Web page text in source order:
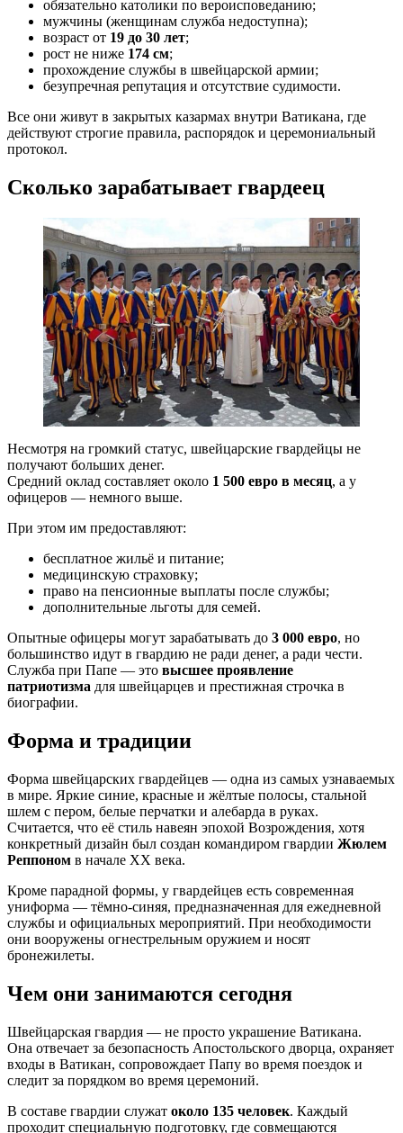
обязательно католики по вероисповеданию;
мужчины (женщинам служба недоступна);
возраст от 19 до 30 лет;
рост не ниже 174 см;
прохождение службы в швейцарской армии;
безупречная репутация и отсутствие судимости.
Все они живут в закрытых казармах внутри Ватикана, где
действуют строгие правила, распорядок и церемониальный
протокол.
Сколько зарабатывает гвардеец
Несмотря на громкий статус, швейцарские гвардейцы не
получают больших денег.
Средний оклад составляет около 1 500 евро в месяц, а у
офицеров — немного выше.
При этом им предоставляют:
бесплатное жильё и питание;
медицинскую страховку;
право на пенсионные выплаты после службы;
дополнительные льготы для семей.
Опытные офицеры могут зарабатывать до 3 000 евро, но
большинство идут в гвардию не ради денег, а ради чести.
Служба при Папе — это высшее проявление
патриотизма для швейцарцев и престижная строчка в
биографии.
Форма и традиции
Форма швейцарских гвардейцев — одна из самых узнаваемых
в мире. Яркие синие, красные и жёлтые полосы, стальной
шлем с пером, белые перчатки и алебарда в руках.
Считается, что её стиль навеян эпохой Возрождения, хотя
конкретный дизайн был создан командиром гвардии Жюлем
Реппоном в начале XX века.
Кроме парадной формы, у гвардейцев есть современная
униформа — тёмно-синяя, предназначенная для ежедневной
службы и официальных мероприятий. При необходимости
они вооружены огнестрельным оружием и носят
бронежилеты.
Чем они занимаются сегодня
Швейцарская гвардия — не просто украшение Ватикана.
Она отвечает за безопасность Апостольского дворца, охраняет
входы в Ватикан, сопровождает Папу во время поездок и
следит за порядком во время церемоний.
В составе гвардии служат около 135 человек. Каждый
проходит специальную подготовку, где совмещаются